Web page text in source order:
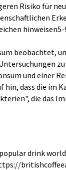
Risiko für
hinweisen5-
beobachtet,
und einer
hin, dass die im
die das
drink